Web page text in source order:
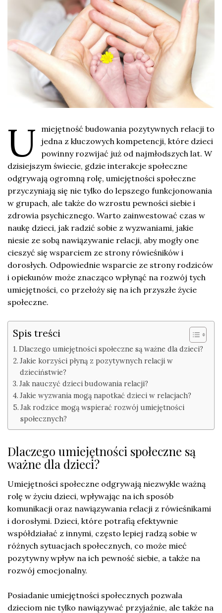
U
miejętność budowania pozytywnych relacji to
jedna z kluczowych kompetencji, które dzieci
powinny rozwijać już od najmłodszych lat. W
dzisiejszym świecie, gdzie interakcje społeczne
odgrywają ogromną rolę, umiejętności społeczne
przyczyniają się nie tylko do lepszego funkcjonowania
w grupach, ale także do wzrostu pewności siebie i
zdrowia psychicznego. Warto zainwestować czas w
naukę dzieci, jak radzić sobie z wyzwaniami, jakie
niesie ze sobą nawiązywanie relacji, aby mogły one
cieszyć się wsparciem ze strony rówieśników i
dorosłych. Odpowiednie wsparcie ze strony rodziców
i opiekunów może znacząco wpłynąć na rozwój tych
umiejętności, co przełoży się na ich przyszłe życie
społeczne.
Spis treści
Dlaczego umiejętności społeczne są ważne dla dzieci?
Jakie korzyści płyną z pozytywnych relacji w
dzieciństwie?
Jak nauczyć dzieci budowania relacji?
Jakie wyzwania mogą napotkać dzieci w relacjach?
Jak rodzice mogą wspierać rozwój umiejętności
społecznych?
Dlaczego umiejętności społeczne są
ważne dla dzieci?
Umiejętności społeczne odgrywają niezwykle ważną
rolę w życiu dzieci, wpływając na ich sposób
komunikacji oraz nawiązywania relacji z rówieśnikami
i dorosłymi. Dzieci, które potrafią efektywnie
współdziałać z innymi, często lepiej radzą sobie w
różnych sytuacjach społecznych, co może mieć
pozytywny wpływ na ich pewność siebie, a także na
rozwój emocjonalny.
Posiadanie umiejętności społecznych pozwala
dzieciom nie tylko nawiązywać przyjaźnie, ale także na